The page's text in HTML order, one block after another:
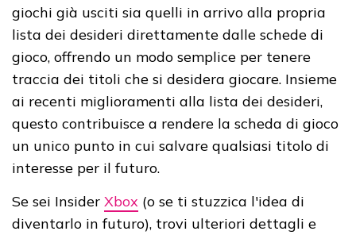
giochi già usciti sia quelli in arrivo alla propria
lista dei desideri direttamente dalle schede di
gioco, offrendo un modo semplice per tenere
traccia dei titoli che si desidera giocare. Insieme
ai recenti miglioramenti alla lista dei desideri,
questo contribuisce a rendere la scheda di gioco
un unico punto in cui salvare qualsiasi titolo di
interesse per il futuro.
Se sei Insider Xbox (o se ti stuzzica l'idea di
diventarlo in futuro), trovi ulteriori dettagli e